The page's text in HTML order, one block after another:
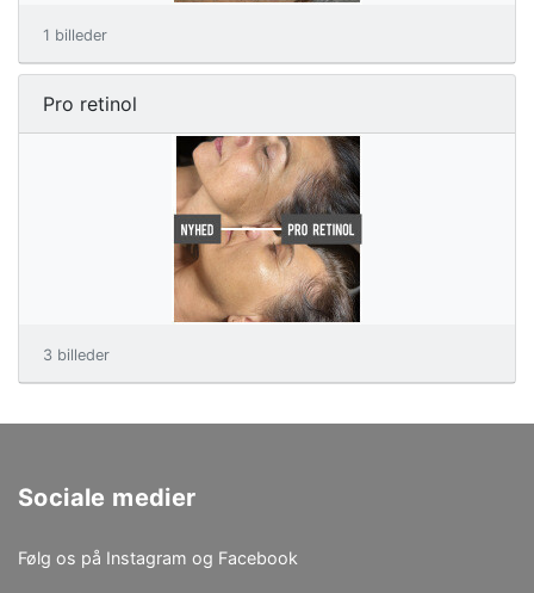
1 billeder
Pro retinol
3 billeder
Sociale medier
Følg os på Instagram og Facebook